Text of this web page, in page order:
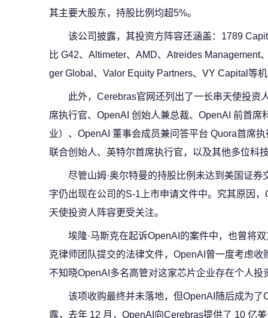
其主要大股东，持股比例均超5%。
该公司披露，其投资方阵容还涵盖：1789
比 G42、Altimeter、AMD、Atreides Management
ger Global、Valor Equity Partners、VY Capital等
此外，Cerebras官网还列出了一长串天使投资
席执行官、OpenAI 创始人兼总裁、OpenAI 前首
业）、OpenAI 董事会成员兼问答平台 Quora首席
联合创始人、英特尔首席执行官，以及其他多位科
尽管山姆·奥尔特曼的持股比例未达到美国证
字仍出现在公司的S-1上市申请文件中。究其原因
天使投资人阵容更受关注。
埃隆·马斯克在起诉OpenAI的案件中，也曾将
克律师团队提交的法律文件，OpenAI曾一度考虑
不知晓OpenAI多名高管对这家芯片企业存在个人投
该项收购最终并未落地，但OpenAI随后成为
露，去年 12 月，OpenAI向Cerebras提供了 10 亿